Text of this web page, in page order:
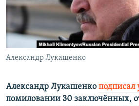
ПОБЕДИТЕЛЕЙ НЕ СУДЯТ?
КРЫМ.НЕПОКОРЕННЫЙ
УКРАИНСКАЯ ПРОБЛЕМА КРЫМА
ПРИСОЕДИНЯЙТЕСЬ!
Александр Лукашенко
Александр Лукашенко подписал
помиловании 30 заключённых,